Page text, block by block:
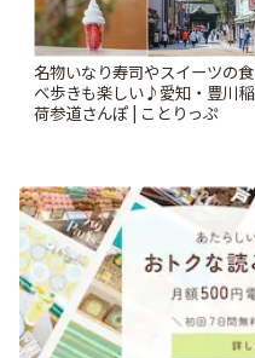
名物いなり寿司やスイーツの食
べ歩きも楽しい♪愛知・豊川稲
荷参道さんぽ | ことりっぷ